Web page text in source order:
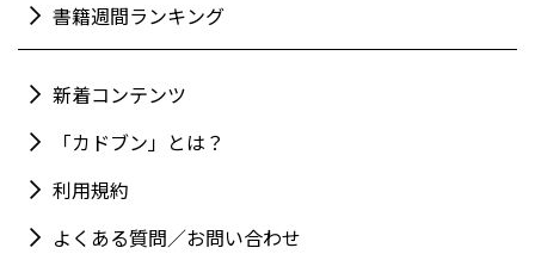
書籍週間ランキング
新着コンテンツ
「カドブン」とは？
利用規約
よくある質問／お問い合わせ